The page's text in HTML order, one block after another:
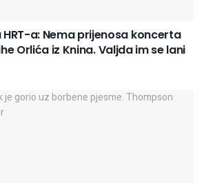
a: Nema prijenosa koncerta
Orlića iz Knina. Valjda im se lani